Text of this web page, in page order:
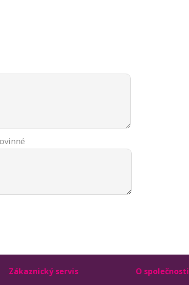
Zákaznický servis O společnosti